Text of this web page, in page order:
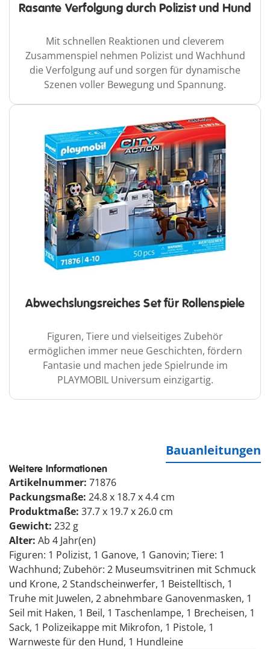
Rasante Verfolgung durch Polizist und Hund
Mit schnellen Reaktionen und cleverem
Zusammenspiel nehmen Polizist und Wachhund
die Verfolgung auf und sorgen für dynamische
Szenen voller Bewegung und Spannung.
Abwechslungsreiches Set für Rollenspiele
Figuren, Tiere und vielseitiges Zubehör
ermöglichen immer neue Geschichten, fördern
Fantasie und machen jede Spielrunde im
PLAYMOBIL Universum einzigartig.
Bauanleitungen
Weitere Informationen
Artikelnummer: 71876
Packungsmaße: 24.8 x 18.7 x 4.4 cm
Produktmaße: 37.7 x 19.7 x 26.0 cm
Gewicht: 232 g
Alter: Ab 4 Jahr(en)
Figuren: 1 Polizist, 1 Ganove, 1 Ganovin; Tiere: 1
Wachhund; Zubehör: 2 Museumsvitrinen mit Schmuck
und Krone, 2 Standscheinwerfer, 1 Beistelltisch, 1
Truhe mit Juwelen, 2 abnehmbare Ganovenmasken, 1
Seil mit Haken, 1 Beil, 1 Taschenlampe, 1 Brecheisen, 1
Sack, 1 Polizeikappe mit Mikrofon, 1 Pistole, 1
Warnweste für den Hund, 1 Hundleine